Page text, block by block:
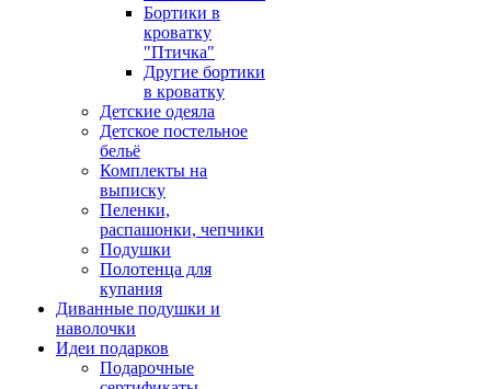
Бортики в
кроватку
"Птичка"
Другие бортики
в кроватку
Детские одеяла
Детское постельное
бельё
Комплекты на
выписку
Пеленки,
распашонки, чепчики
Подушки
Полотенца для
купания
Диванные подушки и
наволочки
Идеи подарков
Подарочные